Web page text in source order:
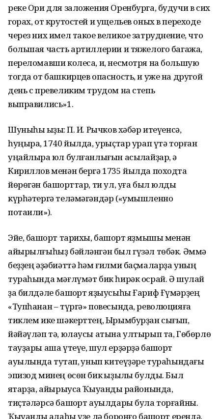
реке Ори для заложения Оренбурга, будучи в сих
горах, от крутостей и ущельев оных в переходе
через них имел такое великое затруднение, что
большая часть артиллерии и тяжелого багажа,
переломавши колеса, и, несмотря на большую
тогда от башкирцев опасность, и уже на другой
день с превеликим трудом на степь
выправились»1.
Шуныһы ҡыҙыҡ: П. И. Рычков хәбәр итеүенсә,
һуңыраҡ, 1740 йылда, урыҫтар урап үтә торған
уңайлыраҡ юл булғанлығын асыҡлайҙар, ә
Кириллов менән бергә 1735 йылда походта
йөрөгән башҡорттар, ти ул, уға был юлды
күрһәтергә теләмәгәндәр («умышленно
потаили»).
Эйе, башҡорт тарихы, башҡорт яҙмышы менән
айырылғыһыҙ бәйләнгән был гүзәл төбәк. Әммә
беҙҙең әҙәбиәттә һәм ғилми баҫмаларҙа уның
тураһында мәғлүмәт бик һирәк осрай. Ә шулай
ҙа билдәле башҡорт яҙыусыһы Ғариф Ғүмәрҙең
«Тупһанан – түргә» повесында, революцияға
тиклем ике шәкерттең, Ырымбурҙан сығып,
йәйәүләп тә, юлаусы атына ул­тырып та, Гөбөрлө
тауҙары аша үтеүе, шул ерҙәрҙә башҡорт
ауылында туҡтап, ҡунып китеүҙәре тураһындағы
эпизод минең өсөн бик ҡыҙыҡлы булды. Был
яҡтарҙа, айырыуса Ҡыуандыҡ районында,
тиҫтәләрсә башҡорт ауылдары була торғайны.
Ҡыуандыҡ ҡалаһы үҙе лә боронғо башҡорт ерендә,